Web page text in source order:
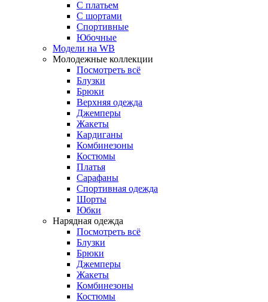
С платьем
С шортами
Спортивные
Юбочные
Модели на WB
Молодежные коллекции
Посмотреть всё
Блузки
Брюки
Верхняя одежда
Джемперы
Жакеты
Кардиганы
Комбинезоны
Костюмы
Платья
Сарафаны
Спортивная одежда
Шорты
Юбки
Нарядная одежда
Посмотреть всё
Блузки
Брюки
Джемперы
Жакеты
Комбинезоны
Костюмы